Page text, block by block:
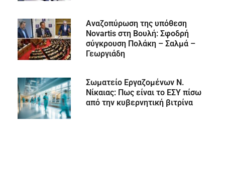
Αναζοπύρωση της υπόθεση
Novartis στη Βουλή: Σφοδρή
σύγκρουση Πολάκη – Σαλμά –
Γεωργιάδη
Σωματείο Εργαζομένων Ν.
Νίκαιας: Πως είναι το ΕΣΥ πίσω
από την κυβερνητική βιτρίνα